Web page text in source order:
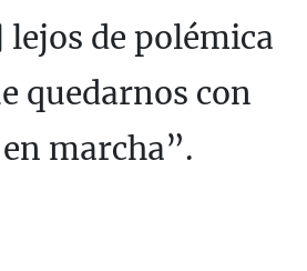
de polémica
quedarnos con
marcha”.